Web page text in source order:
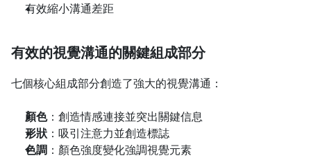
有效縮小溝通差距
有效的視覺溝通的關鍵組成部分
七個核心組成部分創造了強大的視覺溝通：
顏色：創造情感連接並突出關鍵信息
形狀 ：吸引注意力並創造標誌
色調 ：顏色強度變化強調視覺元素